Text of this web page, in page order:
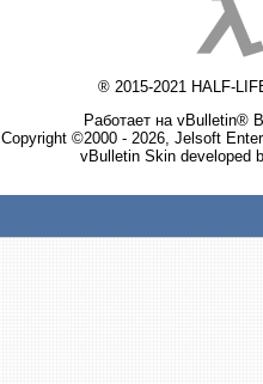
® 2015-2021 HALF-
Работает на vBulletin®
Copyright ©2000 - 2026, Jelsoft
vBulletin Skin developed